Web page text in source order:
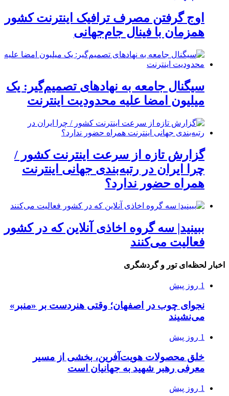
اوج گرفتن مصرف ترافیک اینترنت کشور
همزمان با فینال جام‌جهانی
سیگنال جامعه به نهادهای تصمیم‌گیر: یک
میلیون امضا علیه محدودیت اینترنت
گزارش تازه از سرعت اینترنت کشور /
چرا ایران در رتبه‌بندی جهانی اینترنت
همراه حضور ندارد؟
ببینید| سه گروه اخاذی آنلاین که در کشور
فعالیت می‌کنند
اخبار لحظه‌ای تور و گردشگری
1 روز پیش
نجوای چوب در اصفهان؛ وقتی هنردست بر «منبر»
می‌نشیند
1 روز پیش
خلق محصولات هویت‌آفرین، بخشی از مسیر
معرفی رهبر شهید به جهانیان است
1 روز پیش